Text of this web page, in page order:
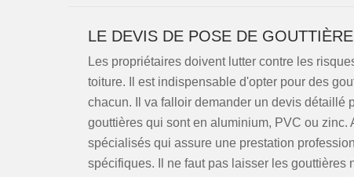
LE DEVIS DE POSE DE
Les propriétaires doivent lutter contre les
toiture. Il est indispensable d'opter pour des
chacun. Il va falloir demander un devis détaillé
gouttières qui sont en aluminium, PVC ou
spécialisés qui assure une prestation
spécifiques. Il ne faut pas laisser les